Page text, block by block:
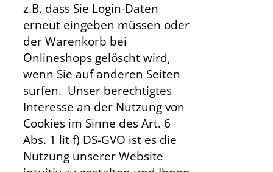
z.B. dass Sie Login-Daten
erneut eingeben müssen oder
der Warenkorb bei
Onlineshops gelöscht wird,
wenn Sie auf anderen Seiten
surfen. Unser berechtigtes
Interesse an der Nutzung von
Cookies im Sinne des Art. 6
Abs. 1 lit f) DS-GVO ist es die
Nutzung unserer Website